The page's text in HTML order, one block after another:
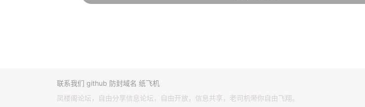
联系我们 github 防封域名 纸飞机
凤楼阁论坛，自由分享信息论坛，自由开放，信息共享，老司机带你自由飞翔。